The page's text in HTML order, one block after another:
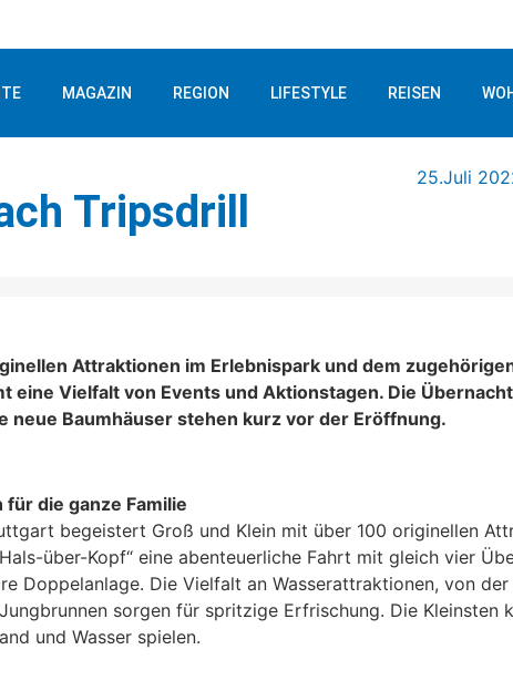
MAGAZIN REGION LIFESTYLE REISEN
25.Juli
Tripsdrill
Attraktionen im Erlebnispark und dem
eine Vielfalt von Events und Aktionstagen. Die
neue Baumhäuser stehen kurz vor der Eröffnung.
die ganze Familie
begeistert Groß und Klein mit über 100 originellen
über-Kopf“ eine abenteuerliche Fahrt mit gleich vier
Doppelanlage. Die Vielfalt an Wasserattraktionen, von
sorgen für spritzige Erfrischung. Die
und Wasser spielen.